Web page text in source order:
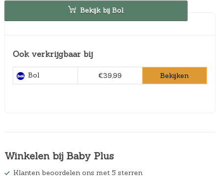
Bekijk bij Bol
Ook verkrijgbaar bij
Bol €39,99 Bekijken
Winkelen bij Baby Plus
Klanten beoordelen ons met 5 sterren